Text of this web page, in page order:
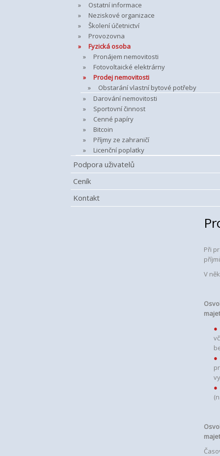
Ostatní informace
Neziskové organizace
Školení účetnictví
Provozovna
Fyzická osoba
Pronájem nemovitosti
Fotovoltaické elektrárny
Prodej nemovitosti
Obstarání vlastní bytové potřeby
Darování nemovitosti
Sportovní činnost
Cenné papíry
Bitcoin
Příjmy ze zahraničí
Licenční poplatky
Podpora uživatelů
Ceník
Kontakt
Při
V